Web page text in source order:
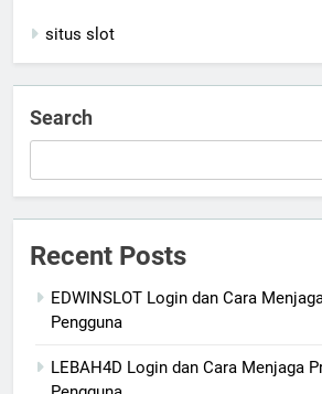
situs slot
Search
Recent Posts
EDWINSLOT Login dan Cara
Pengguna
LEBAH4D Login dan Cara Menjaga